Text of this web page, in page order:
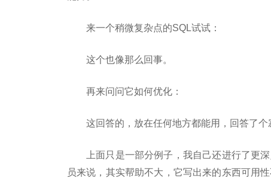
来一个稍微复杂点的SQL试试：
这个也像那么回事。
再来问问它如何优化：
这回答的，放在任何地方都能用，回答了个
上面只是一部分例子，我自己还进行了更
员来说，其实帮助不大，它写出来的东西可用